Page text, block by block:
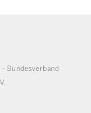
Bundesverband